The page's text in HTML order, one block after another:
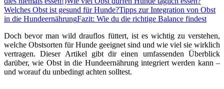
Welches Obst ist gesund für Hunde?Tipps zur Integration von Obst
in die HundeernährungFazit: Wie du die richtige Balance findest
Doch bevor man wild drauflos füttert, ist es wichtig zu verstehen,
welche Obstsorten für Hunde geeignet sind und wie viel sie wirklich
vertragen. Dieser Artikel gibt dir einen umfassenden Überblick
darüber, wie Obst in die Hundeernährung integriert werden kann –
und worauf du unbedingt achten solltest.